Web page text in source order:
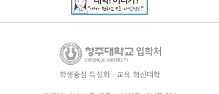
학생중심 특성화·교육 혁신대학